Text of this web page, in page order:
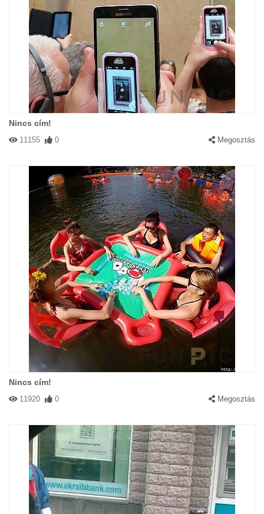
Nincs cím!
11155 0 Megosztás
Nincs cím!
11920 0 Megosztás